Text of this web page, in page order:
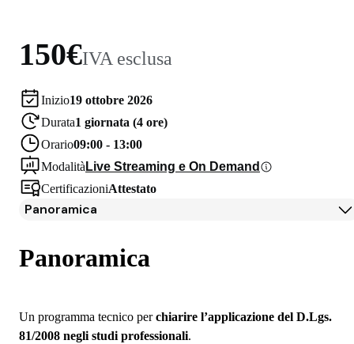
150€IVA esclusa
Inizio19 ottobre 2026
Durata1 giornata (4 ore)
Orario09:00 - 13:00
Modalità Live Streaming e On Demand
CertificazioniAttestato
Panoramica
Programma
Docenti
Panoramica
Un programma tecnico perchiarire l’applicazione del D.Lgs.
81/2008 negli studi professionali.